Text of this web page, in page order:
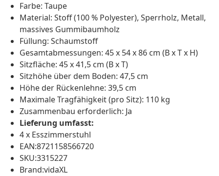
Farbe: Taupe
Material: Stoff (100 % Polyester), Sperrholz, Metall,
massives Gummibaumholz
Füllung: Schaumstoff
Gesamtabmessungen: 45 x 54 x 86 cm (B x T x H)
Sitzfläche: 45 x 41,5 cm (B x T)
Sitzhöhe über dem Boden: 47,5 cm
Höhe der Rückenlehne: 39,5 cm
Maximale Tragfähigkeit (pro Sitz): 110 kg
Zusammenbau erforderlich: Ja
Lieferung umfasst:
4 x Esszimmerstuhl
EAN:8721158566720
SKU:3315227
Brand:vidaXL